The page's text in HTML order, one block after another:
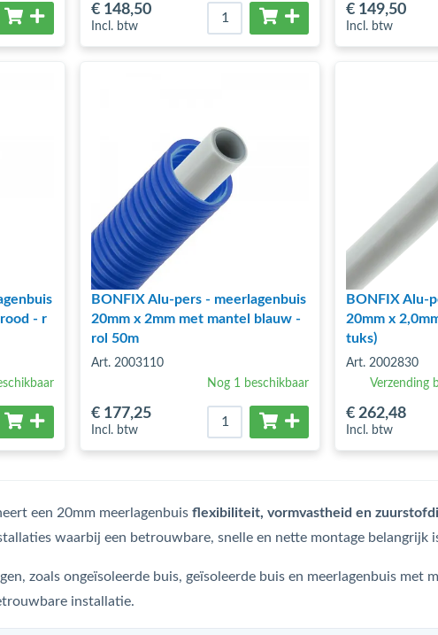
€ 148,50
Incl. btw
€ 149,50
Incl. btw
- r
BONFIX Alu-pers - meerlagenbuis
20mm x 2mm met mantel blauw -
rol 50m
Art. 2003110
Nog 1 beschikbaar
€ 177,25
Incl. btw
BONFIX Alu-
20mm x
tuks)
Art. 2002830
Verzending
€ 262,48
Incl. btw
een 20mm meerlagenbuis flexibiliteit, vormvastheid en
waarbij een betrouwbare, snelle en nette montage belangrijk
zoals ongeïsoleerde buis, geïsoleerde buis en meerlagenbuis met
installatie.